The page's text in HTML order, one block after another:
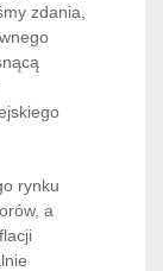
zdania,
rynku
a